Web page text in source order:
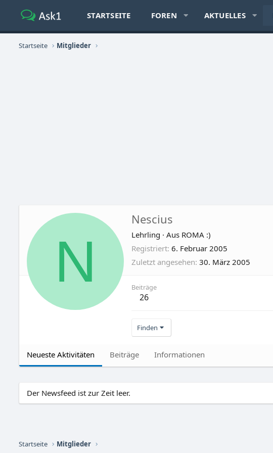
STARTSEITE FOREN AKTUELLES
Startseite Mitglieder
N
Nescius
Lehrling · Aus ROMA :)
Registriert 6. Februar 2005
Zuletzt angesehen 30. März 2005
Beiträge
26
Finden
Neueste Aktivitäten Beiträge Informationen
Der Newsfeed ist zur Zeit leer.
Startseite Mitglieder